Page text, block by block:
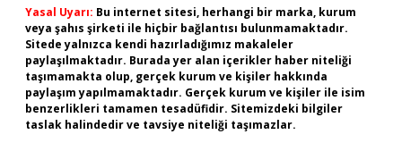
Yasal Uyarı: Bu internet sitesi, herhangi bir marka, kurum
veya şahıs şirketi ile hiçbir bağlantısı bulunmamaktadır.
Sitede yalnızca kendi hazırladığımız makaleler
paylaşılmaktadır. Burada yer alan içerikler haber niteliği
taşımamakta olup, gerçek kurum ve kişiler hakkında
paylaşım yapılmamaktadır. Gerçek kurum ve kişiler ile isim
benzerlikleri tamamen tesadüfidir. Sitemizdeki bilgiler
taslak halindedir ve tavsiye niteliği taşımazlar.